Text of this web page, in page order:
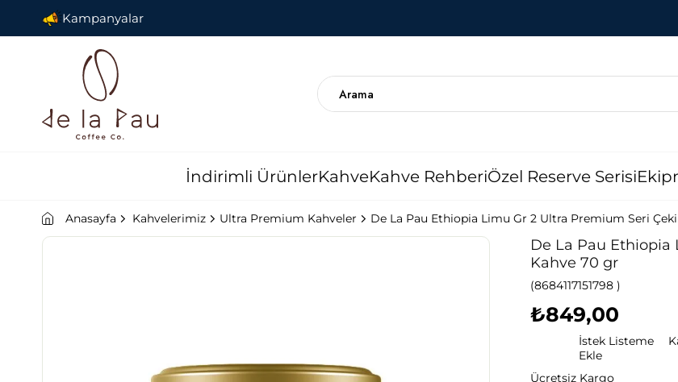
Kampanyalar
İndirimli ÜrünlerKahveKahve RehberiÖzel Reserve Serisi
Anasayfa Kahvelerimiz Ultra Premium Kahveler De La Pau Ethiopia Limu Gr 2 Ultra Premium Seri
De La Pau
Kahve 70 gr
(8684117151798 )
₺849,00
İstek Listeme
Ekle
Ücretsiz Kargo